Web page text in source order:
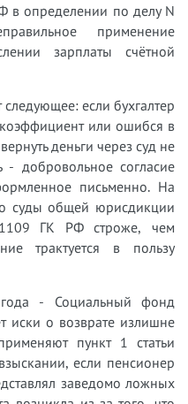
в определении по делу N
применение
зарплаты счётной
если бухгалтер
или ошибся в
деньги через суд не
- добровольное согласие
письменно. На
суды общей юрисдикции
ГК РФ строже, чем
трактуется в пользу
- Социальный фонд
иски о возврате излишне
пункт 1 статьи
если пенсионер
заведомо ложных